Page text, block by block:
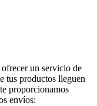
un servicio de
tus productos lleguen
proporcionamos
envíos: